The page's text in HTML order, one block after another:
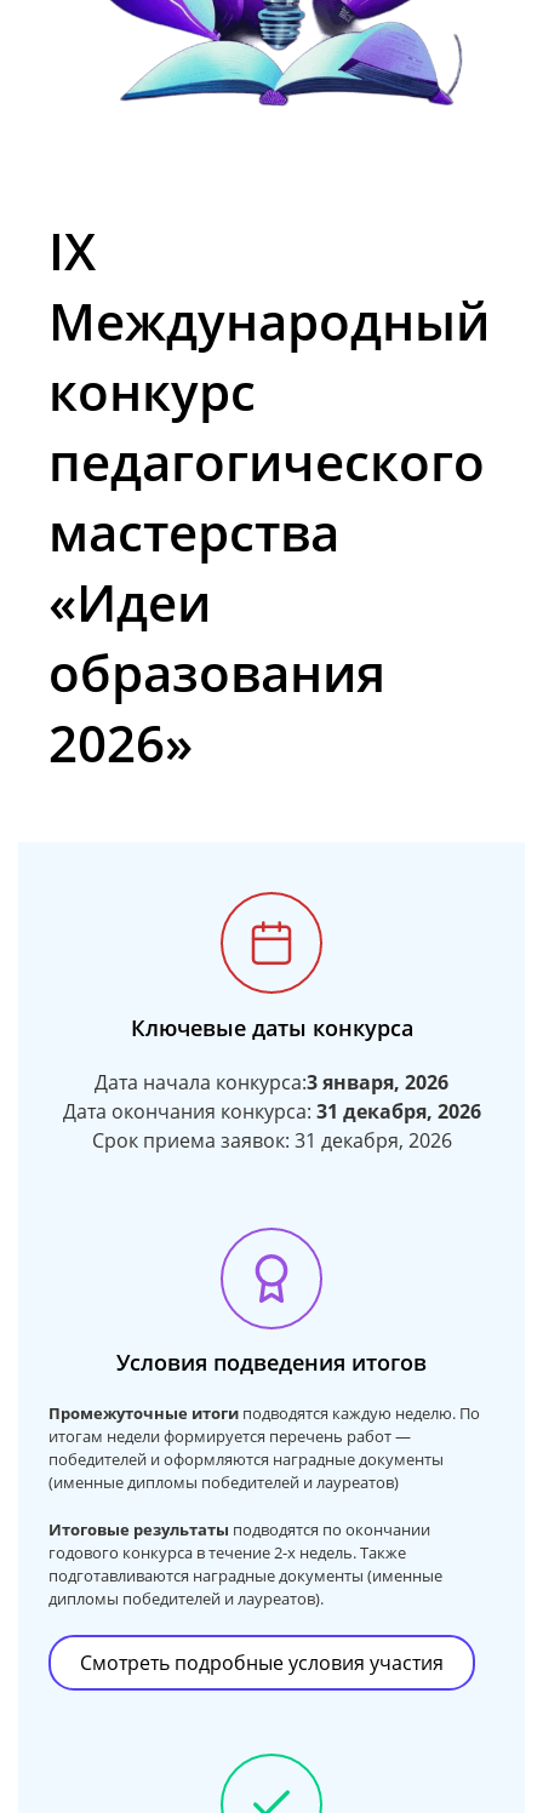
IX
Международный
конкурс
педагогического
мастерства
«Идеи
образования
2026»
Ключевые даты конкурса
Дата начала конкурса:3 января, 2026
Дата окончания конкурса: 31 декабря, 2026
Срок приема заявок: 31 декабря, 2026
Условия подведения итогов
Промежуточные итоги подводятся каждую неделю. По
итогам недели формируется перечень работ —
победителей и оформляются наградные документы
(именные дипломы победителей и лауреатов)
Итоговые результаты подводятся по окончании
годового конкурса в течение 2-х недель. Также
подготавливаются наградные документы (именные
дипломы победителей и лауреатов).
Смотреть подробные условия участия